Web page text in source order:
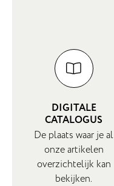
DIGITALE
CATALOGUS
De plaats waar je al
onze artikelen
overzichtelijk kan
bekijken.